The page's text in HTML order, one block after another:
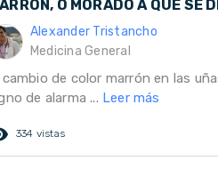
O MORADO A QUE SE
Alexander Tristancho
Medicina General
cambio de color marrón en las
de alarma ... Leer más
334 vistas